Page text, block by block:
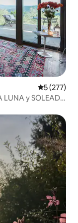
5 (277)
LUNA y SOLEADA